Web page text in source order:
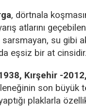
, dörtnala
atlarını
sarsmayan, su gibi
eşsiz bir at
Kırşehir -
son büyük
plaklarla